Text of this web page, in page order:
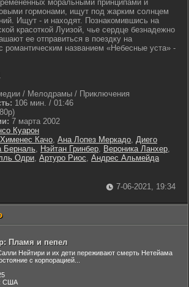
моральными принципами и
гормонами, ищут под жарким солнцем
Ищут - и находят. Познакомившись на
красоткой Луизой, чье сердце безнадежно
ее отправиться в поездку на
романтическим названием «Небесные уста» -
/ Мелодрамы / Приключения
106 мин. / 01:46
7 марта 2002
Куарон
Качо, Ана Лопез Меркадо, Диего
Берналь, Нэйтан Гринбер, Вероника Ланхер,
Одри, Артуро Риос, Андрес Альмейда
7-06-2021, 19:34
Пламя и пепел
Нейтири и их дети переживают смерть Нетейама
с корпорацией...
США